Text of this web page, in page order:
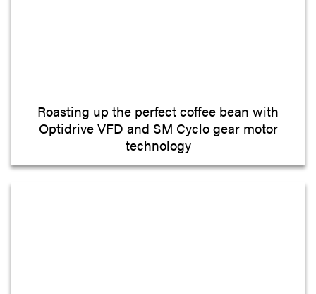
Roasting up the perfect coffee bean with
Optidrive VFD and SM Cyclo gear motor
technology